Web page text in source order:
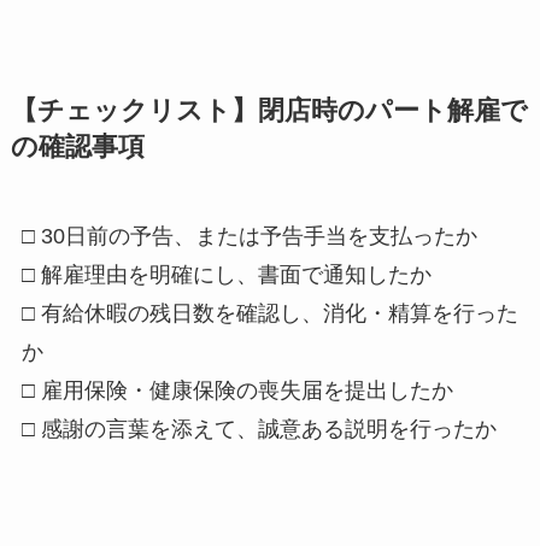
【チェックリスト】閉店時のパート解雇で
の確認事項
□ 30日前の予告、または予告手当を支払ったか
□ 解雇理由を明確にし、書面で通知したか
□ 有給休暇の残日数を確認し、消化・精算を行った
か
□ 雇用保険・健康保険の喪失届を提出したか
□ 感謝の言葉を添えて、誠意ある説明を行ったか